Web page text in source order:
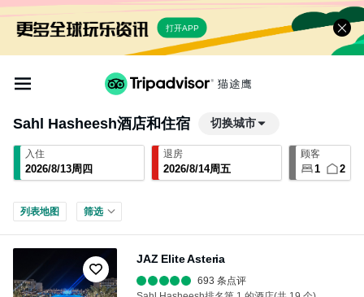
打开APP
Sahl Hasheesh酒店和住宿 切换城市
入住
2026/8/13周四
退房
2026/8/14周五
顾客
1 2
列表地图 筛选
JAZ Elite Asteria
693 条点评